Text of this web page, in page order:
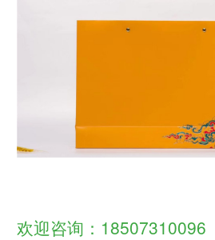
欢迎咨询：18507310096